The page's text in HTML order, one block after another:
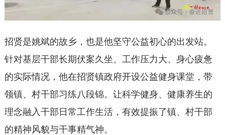
招贤是姚斌的故乡，也是他坚守公益初心的出发站。
针对基层干部长期伏案久坐、工作压力大、身心疲惫
的实际情况，他在招贤镇政府开设公益健身课堂，带
领镇、村干部习练八段锦。让科学健身、健康养生的
理念融入干部日常工作生活，有效提振了镇、村干部
的精神风貌与干事精气神。